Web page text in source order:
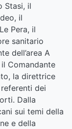
Stasi, il
il
Pera, il
sanitario
dell’area A
il Comandante
la direttrice
dei
Dalla
sui temi della
e della